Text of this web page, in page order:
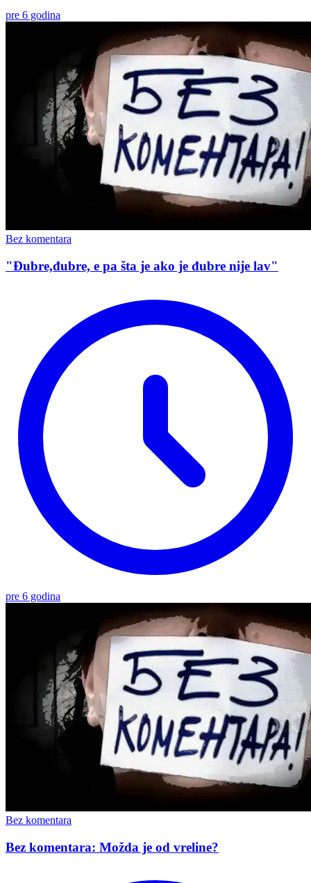
pre 6 godina
Bez komentara
"Đubre,đubre, e pa šta je ako je đubre nije lav"
pre 6 godina
Bez komentara
Bez komentara: Možda je od vreline?